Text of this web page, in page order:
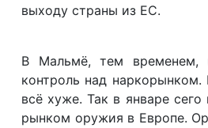
выходу страны из ЕС.
В Мальмё, тем временем,
контроль над
всё хуже. Так в январе
рынком оружия в Европе.